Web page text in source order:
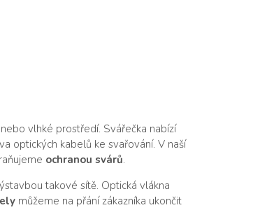
vlhké prostředí. Svářečka nabízí
optických kabelů ke svařování. V naší
ochranou svárů.
takové sítě. Optická vlákna
můžeme na přání zákazníka ukončit